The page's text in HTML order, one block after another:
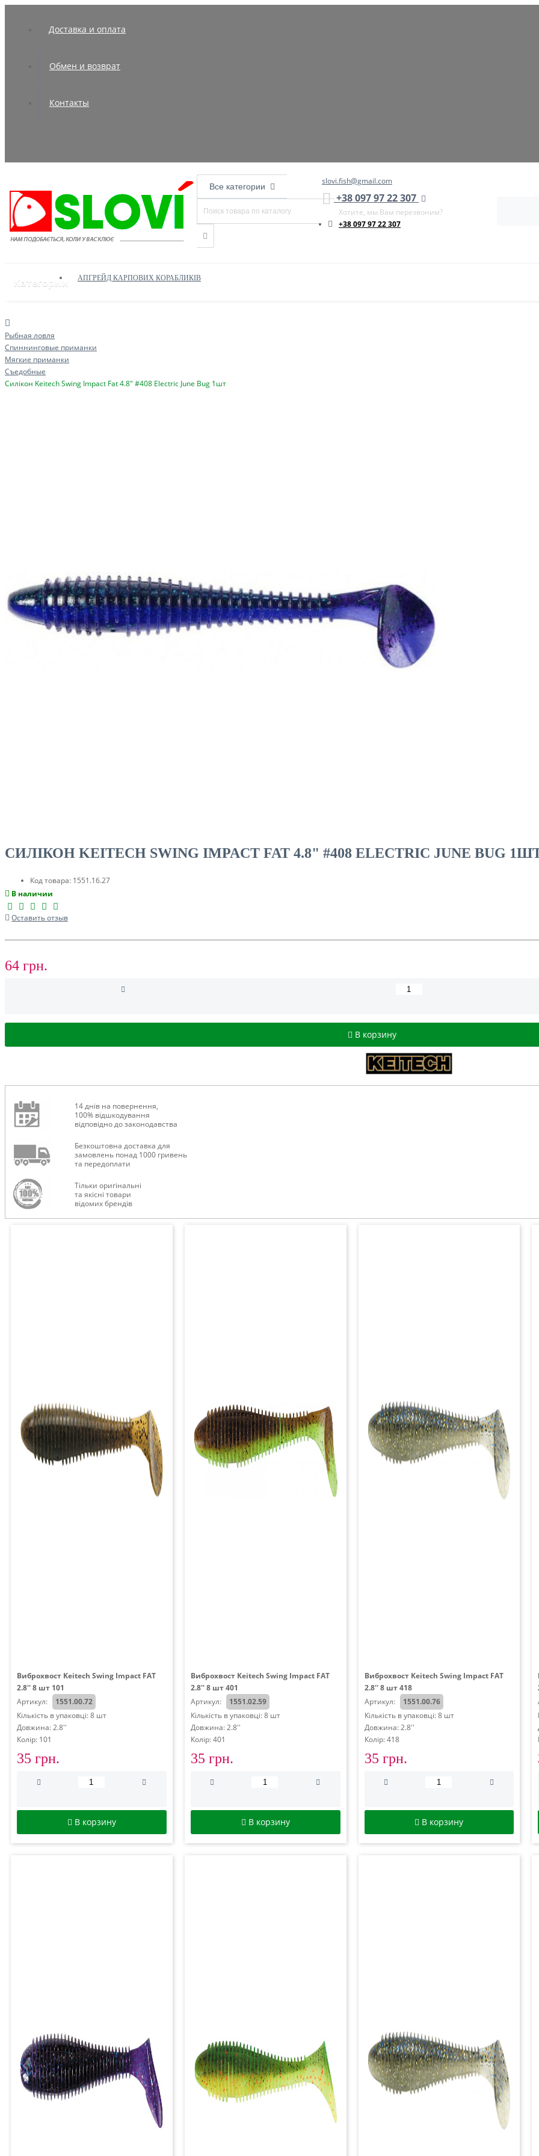
Доставка и оплата
Обмен и возврат
Контакты
Все категории
slovi.fish@gmail.com
+38 097 97 22 307
Хотите, мы Вам перезвоним?
+38 097 97 22 307
Категории АПГРЕЙД КАРПОВИХ КОРАБЛИКІВ
РЫБНАЯ ЛОВЛЯ
СУМКИ, ЧОХЛИ ДЛЯ КАРПОВИХ КОРАБЛИКІВ
ТУРИЗМ
Рыбная ловля
Спиннинговые приманки
Мягкие приманки
Съедобные
Силікон Keitech Swing Impact Fat 4.8" #408 Electric June Bug 1шт
СИЛІКОН KEITECH SWING IMPACT FAT 4.8" #408 ELECTRIC JUNE BUG
Код товара: 1551.16.27
В наличии
Оставить отзыв
64 грн.
В корзину
14 днів на повернення,
100% відшкодування
відповідно до законодавства
Безкоштовна доставка для
замовлень понад 1000 гривень
та передоплати
Тільки оригінальні
та якісні товари
відомих брендів
Виброхвост Keitech Swing Impact FAT
2.8'' 8 шт 101
Артикул:
1551.00.72
Кількість в упаковці: 8 шт
Довжина: 2.8''
Колір: 101
35 грн.
В корзину
Виброхвост Keitech Swing Impact FAT
2.8'' 8 шт 401
Артикул:
1551.02.59
Кількість в упаковці: 8 шт
Довжина: 2.8''
Колір: 401
35 грн.
В корзину
Виброхвост Keitech Swing Impact FAT
2.8'' 8 шт 418
Артикул:
1551.00.76
Кількість в упаковці: 8 шт
Довжина: 2.8''
Колір: 418
35 грн.
В корзину